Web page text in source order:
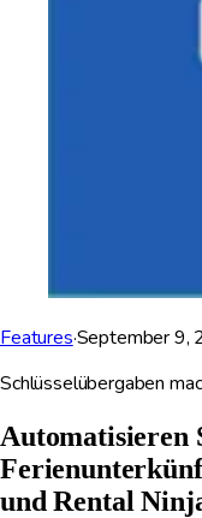
Features·September 9,
Schlüsselübergaben
Automatisieren
und Rental